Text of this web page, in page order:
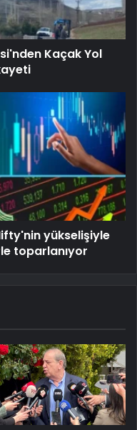
Kaçak Yol
yükselişiyle
toparlanıyor